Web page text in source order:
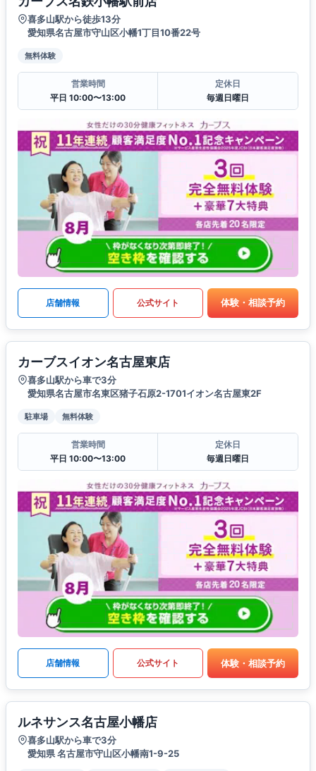
喜多山駅から徒歩13分
愛知県名古屋市守山区小幡1丁目10番22号
無料体験
営業時間
平日 10:00〜13:00
定休日
毎週日曜日
店舗情報 公式サイト 体験・相談予約
カーブスイオン名古屋東店
喜多山駅から車で3分
愛知県名古屋市名東区猪子石原2-1701イオン名古屋東2F
駐車場 無料体験
営業時間
平日 10:00〜13:00
定休日
毎週日曜日
店舗情報 公式サイト 体験・相談予約
ルネサンス名古屋小幡店
喜多山駅から車で3分
愛知県 名古屋市守山区小幡南1-9-25